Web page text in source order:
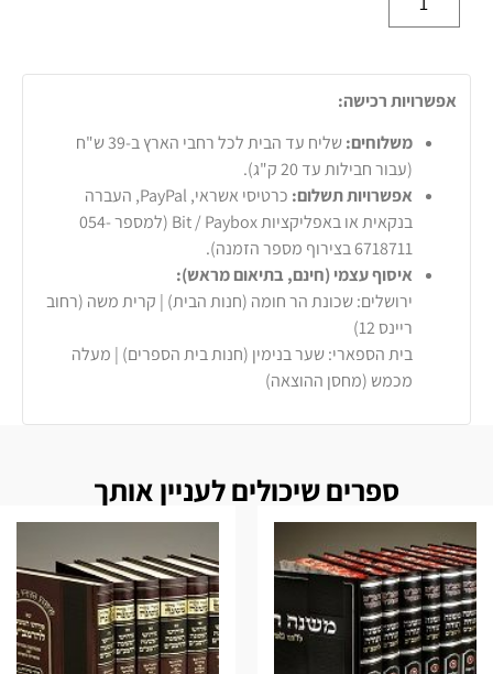
אפשרויות רכישה:
משלוחים:
שליח עד הבית לכל רחבי הארץ ב-39 ש"ח
(עבור חבילות עד 20 ק"ג).
אפשרויות תשלום:
כרטיסי אשראי, PayPal, העברה
בנקאית או באפליקציות Bit / Paybox (למספר 054-
6718711 בצירוף מספר הזמנה).
איסוף עצמי (חינם, בתיאום מראש):
ירושלים: שכונת הר חומה (חנות הבית) | קרית משה (רחוב
ריינס 12)
בית הספארי: שער בנימין (חנות בית הספרים) | מעלה
מכמש (מחסן ההוצאה)
ספרים שיכולים לעניין אותך